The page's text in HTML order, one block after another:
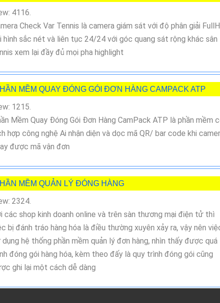
4116.
Check Var Tennis là camera giám sát với độ phân giải
hình sắc nét và liên tục 24/24 với góc quang sát rộng khác sân
xem lại đầy đủ mọi pha highlight
MỀM QUAY ĐÓNG GÓI ĐƠN HÀNG CAMPACK ATP
1215.
Mềm Quay Đóng Gói Đơn Hàng CamPack ATP là phần mềm
hợp công nghệ Ai nhận diện và dọc mã QR/ bar code khi
được mã vận đơn
MỀM QUẢN LÝ ĐÓNG HÀNG
2324.
các shop kinh doanh online và trên sàn thương mại điện tử thì
bị đánh tráo hàng hóa là điều thường xuyên xảy ra, vậy nên
dụng hệ thống phần mềm quản lý đơn hàng, nhìn thấy được quá
đóng gói hàng hóa, kèm theo đấy là quy trình đóng gói cũng
ghi lại một cách dễ dàng